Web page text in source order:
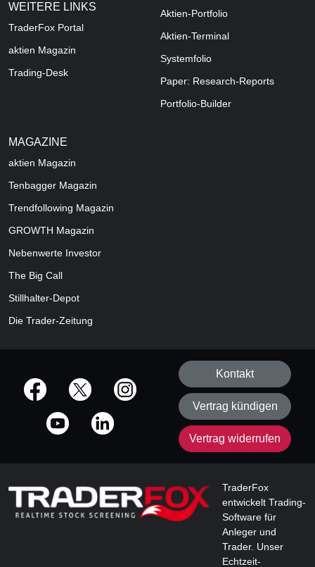
WEITERE LINKS
TraderFox Portal
aktien Magazin
Trading-Desk
Aktien-Portfolio
Aktien-Terminal
Systemfolio
Paper: Research-Reports
Portfolio-Builder
MAGAZINE
aktien Magazin
Tenbagger Magazin
Trendfollowing Magazin
GROWTH Magazin
Nebenwerte Investor
The Big Call
Stillhalter-Depot
Die Trader-Zeitung
offizielle Social Media-Accounts
Kontakt
Vertrag kündigen
Vertrag widerrufen
TraderFox
entwickelt Trading-
Software für
Anleger und
Trader. Unser
Echtzeit-